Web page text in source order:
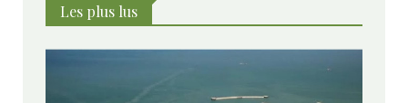
Les plus lus